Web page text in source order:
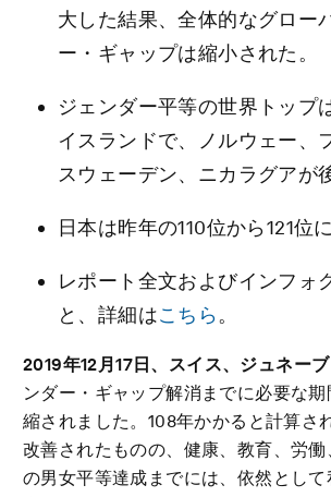
大した結果、全体的なグロー
ー・ギャップは縮小された。
ジェンダー平等の世界トップ
イスランドで、ノルウェー、
スウェーデン、ニカラグアが
日本は昨年の110位から121位に
レポート全文およびインフォ
と、詳細はこちら。
2019年12月17日、スイス、ジュネーブ
ンダー・ギャップ解消までに必要な
縮されました。108年かかると計算さ
改善されたものの、健康、教育、労
の男女平等達成までには、依然とし